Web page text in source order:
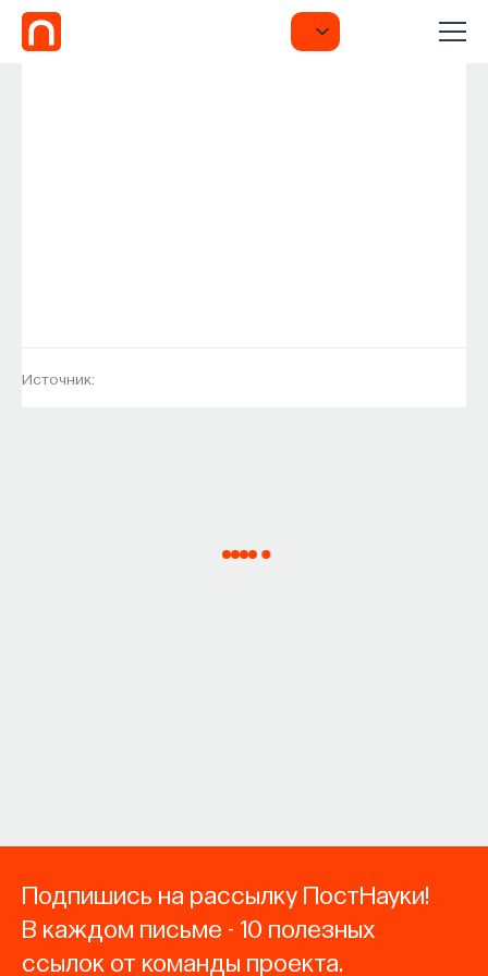
Источник:
Подпишись на рассылку ПостНауки!
В каждом письме - 10 полезных
ссылок от команды проекта.